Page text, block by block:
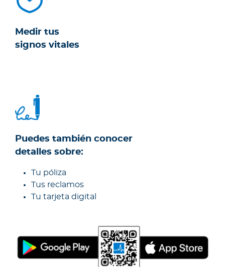
Medir tus
signos vitales
Puedes también conocer
detalles sobre:
Tu póliza
Tus reclamos
Tu tarjeta digital